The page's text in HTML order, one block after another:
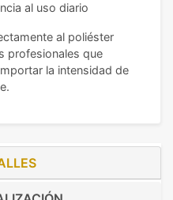
al uso diario
al poliéster
profesionales que
la intensidad de